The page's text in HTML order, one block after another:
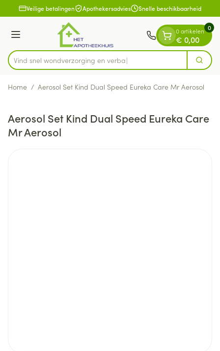
Ga naar de inhoud
1 van 1Veilige betalingen Apothekersadvies Snelle beschikbaarheid
Menu
Product, merk, categorie...
Vind snel wondverzorging e Zoek
0 artikelen
€ 0,00
0
Home / Aerosol Set Kind Dual Speed Eureka Care Mr Aerosol
Aerosol Set Kind Dual Speed Eureka Care
Mr Aerosol